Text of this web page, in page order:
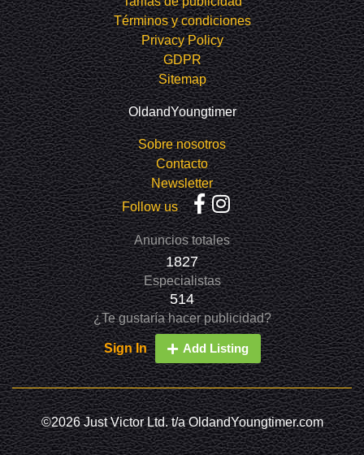
Términos y condiciones
Privacy Policy
GDPR
Sitemap
OldandYoungtimer
Sobre nosotros
Contacto
Newsletter
Follow us
Anuncios totales
1827
Especialistas
514
¿Te gustaría hacer publicidad?
Sign In Add Listing
©2026 Just Victor Ltd. t/a OldandYoungtimer.com